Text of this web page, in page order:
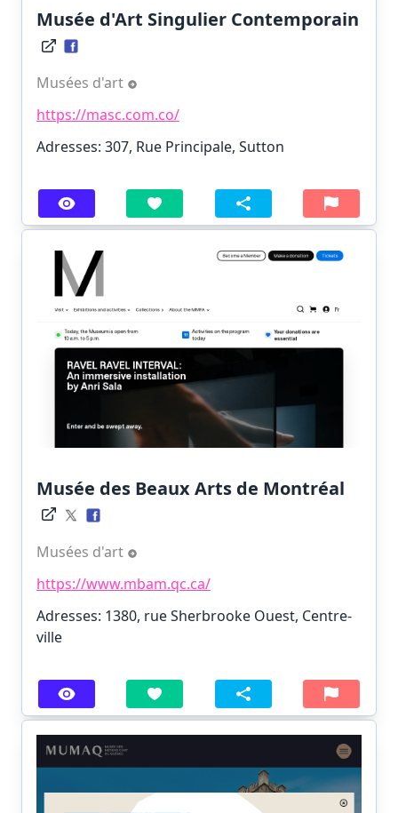
Musée d'Art Singulier Contemporain
Musées d'art
https://masc.com.co/
Adresses: 307, Rue Principale, Sutton
Musée des Beaux Arts de Montréal
Musées d'art
https://www.mbam.qc.ca/
Adresses: 1380, rue Sherbrooke Ouest, Centre-
ville